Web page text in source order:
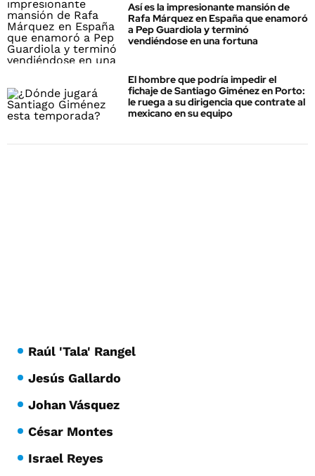
Así es la impresionante mansión de
Rafa Márquez en España que enamoró
a Pep Guardiola y terminó
vendiéndose en una fortuna
El hombre que podría impedir el
fichaje de Santiago Giménez en Porto:
le ruega a su dirigencia que contrate al
mexicano en su equipo
Raúl 'Tala' Rangel
Jesús Gallardo
Johan Vásquez
César Montes
Israel Reyes